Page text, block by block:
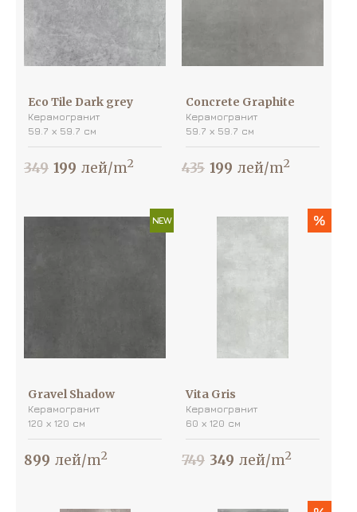
Eco Tile Dark grey
Керамогранит
59.7 х 59.7 см
349 199 лей/m2
Concrete Graphite
Керамогранит
59.7 х 59.7 см
435 199 лей/m2
NEW
Gravel Shadow
Керамогранит
120 х 120 см
899 лей/m2
%
Vita Gris
Керамогранит
60 х 120 см
749 349 лей/m2